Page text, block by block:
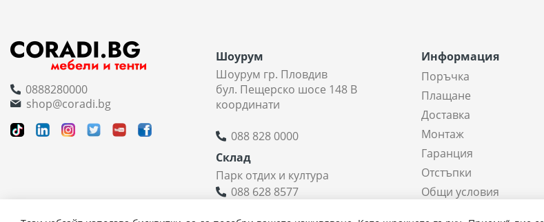
0888280000
shop@coradi.bg
Шоурум
Шоурум гр. Пловдив
бул. Пещерско шосе 148 В
координати
088 828 0000
Склад
Парк отдих и култура
088 628 8577
Информация
Поръчка
Плащане
Доставка
Монтаж
Гаранция
Отстъпки
Общи условия